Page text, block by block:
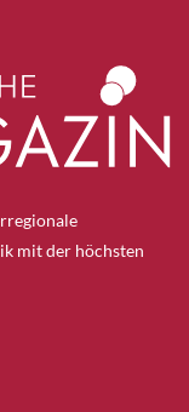
mit der höchsten